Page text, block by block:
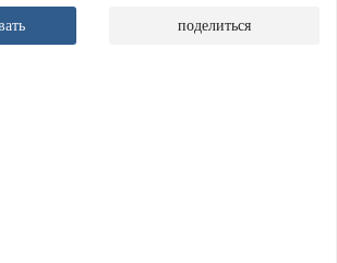
поделиться